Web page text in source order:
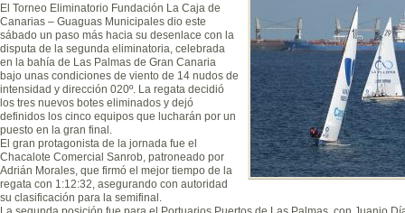
El Torneo Eliminatorio Fundación La Caja de
Canarias – Guaguas Municipales dio este
sábado un paso más hacia su desenlace con la
disputa de la segunda eliminatoria, celebrada
en la bahía de Las Palmas de Gran Canaria
bajo unas condiciones de viento de 14 nudos de
intensidad y dirección 020º. La regata decidió
los tres nuevos botes eliminados y dejó
definidos los cinco equipos que lucharán por un
puesto en la gran final.
El gran protagonista de la jornada fue el
Chacalote Comercial Sanrob, patroneado por
Adrián Morales, que firmó el mejor tiempo de la
regata con 1:12:32, asegurando con autoridad
su clasificación para la semifinal.